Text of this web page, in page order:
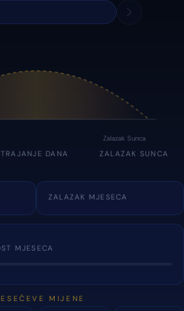
Zalazak Sunca
TRAJANJE DANA ZALAZAK SUNCA
ZALAZAK MJESECA
MJESECA
MIJENE